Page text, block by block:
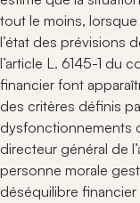
tout le moins, lorsque
l’état des prévisions
l’article L. 6145-1 du
financier font
des critères définis
dysfonctionnements
directeur général de
personne morale
déséquilibre